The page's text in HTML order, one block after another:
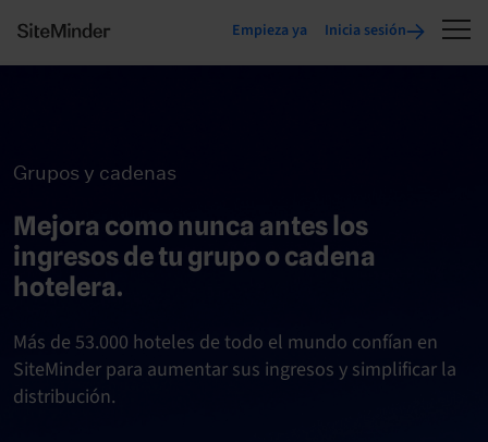
Empieza ya Inicia sesión
Grupos y cadenas
Mejora como nunca antes los
ingresos de tu grupo o cadena
hotelera.
Más de 53.000 hoteles de todo el mundo confían en
SiteMinder para aumentar sus ingresos y simplificar la
distribución.